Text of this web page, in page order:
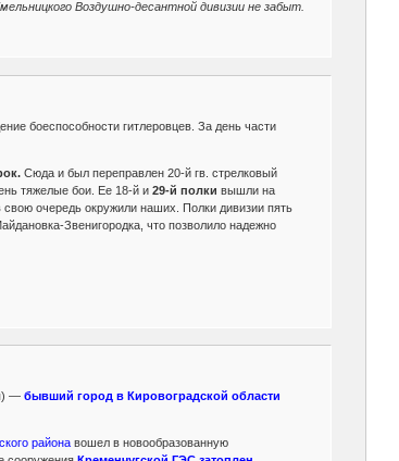
Воздушно-десантной дивизии не забыт.
боеспособности гитлеровцев. За день части
Сюда и был переправлен 20-й гв. стрелковый
тяжелые бои. Ее 18-й и 29-й полки вышли на
свою очередь окружили наших. Полки дивизии пять
Звенигородка, что позволило надежно
— бывший город в Кировоградской области
района вошел в новообразованную